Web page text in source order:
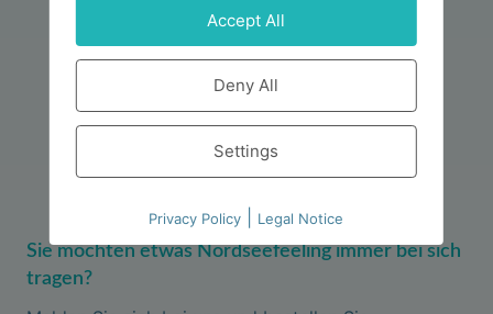
Sie möchten etwas Nordseefeeling immer bei sich
tragen?
Accept All
Deny All
Settings
Privacy Policy Legal Notice